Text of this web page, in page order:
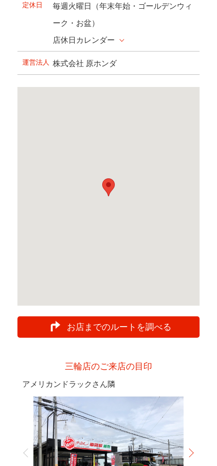
定休日 毎週火曜日（年末年始・ゴールデンウィ
ーク・お盆）
店休日カレンダー
運営法人 株式会社 原ホンダ
お店までのルートを調べる
三輪店のご来店の目印
アメリカンドラックさん隣